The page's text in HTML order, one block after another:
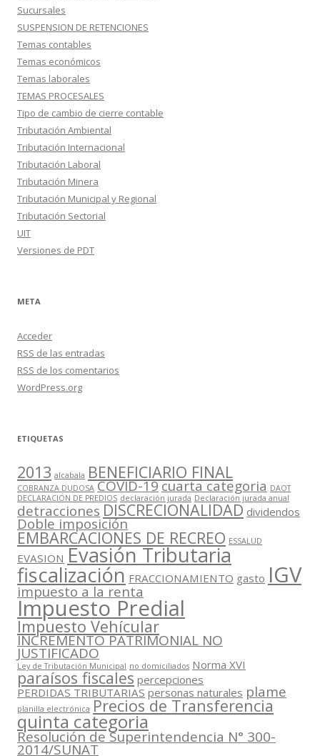
Sucursales
SUSPENSION DE RETENCIONES
Temas contables
Temas económicos
Temas laborales
TEMAS PROCESALES
Tipo de cambio de cierre contable
Tributación Ambiental
Tributación Internacional
Tributación Laboral
Tributación Minera
Tributación Municipal y Regional
Tributación Sectorial
UIT
Versiones de PDT
META
Acceder
RSS de las entradas
RSS de los comentarios
WordPress.org
ETIQUETAS
2013 alcabala BENEFICIARIO FINAL
COBRANZA DUDOSA COVID-19cuarta categoria DAOT
DECLARACIÓN DE PREDIOS declaración jurada Declaración jurada anual
detracciones DISCRECIONALIDAD dividendos
Doble imposición
EMBARCACIONES DE RECREO ESSALUD
EVASION Evasión Tributaria
fiscalización FRACCIONAMIENTO gasto IGV
impuesto a la renta
Impuesto Predial
Impuesto Vehícular
INCREMENTO PATRIMONIAL NO
JUSTIFICADO
Ley de Tributación Municipal no domiciliados Norma XVI
paraísos fiscales percepciones
PERDIDAS TRIBUTARIAS personas naturales plame
planilla electrónica Precios de Transferencia
quinta categoria
Resolución de Superintendencia N° 300-
2014/SUNAT